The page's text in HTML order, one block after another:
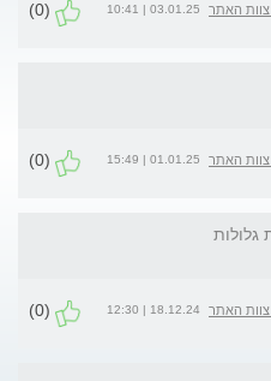
האתר 03.01.25 | 10:41
(0)
האתר 01.01.25 | 15:49
(0)
גלולות
האתר 18.12.24 | 12:30
(0)